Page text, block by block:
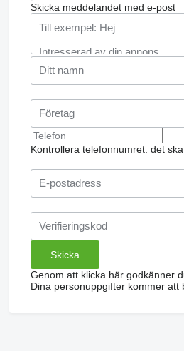
Skicka meddelandet med e-post
Kontrollera telefonnumret: det
Genom att klicka här godkänner
Dina personuppgifter kommer att